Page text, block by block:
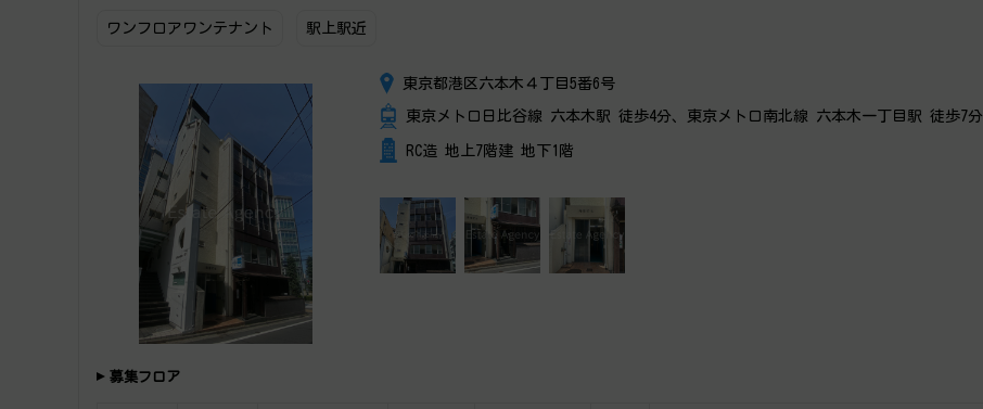
ワンフロアワンテナント 駅上駅近
東京都港区六本木４丁目5番6号
東京メトロ日比谷線 六本木駅 徒歩4分、東京メトロ南北線 六本木一丁目駅 徒歩7分
RC造 地上7階建 地下1階
募集フロア